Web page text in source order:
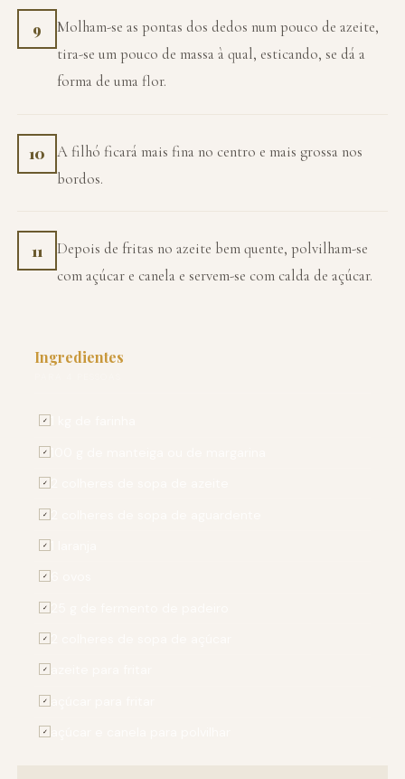
9
Molham-se as pontas dos dedos num pouco de azeite,
tira-se um pouco de massa à qual, esticando, se dá a
forma de uma flor.
10
A filhó ficará mais fina no centro e mais grossa nos
bordos.
11
Depois de fritas no azeite bem quente, polvilham-se
com açúcar e canela e servem-se com calda de açúcar.
Ingredientes
✓
✓
✓
✓
✓
✓
✓
✓
✓
✓
✓